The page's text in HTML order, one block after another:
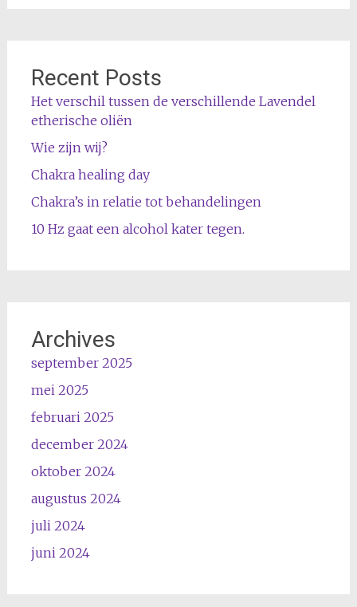
Recent Posts
Het verschil tussen de verschillende Lavendel
etherische oliën
Wie zijn wij?
Chakra healing day
Chakra’s in relatie tot behandelingen
10 Hz gaat een alcohol kater tegen.
Archives
september 2025
mei 2025
februari 2025
december 2024
oktober 2024
augustus 2024
juli 2024
juni 2024